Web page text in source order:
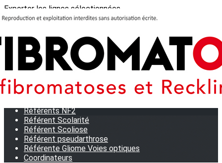
Exporter les lignes sélectionnées
Exporter toutes les colonnes
Nous contacter
Près de chez vous
Référents NF2
Référent Scolarité
Référent Scoliose
Référent pseudarthrose
Référente Gliome Voies optiques
Coordinateurs